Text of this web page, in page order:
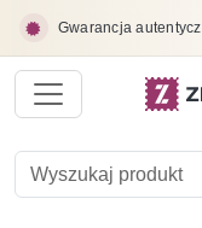
Gwarancja